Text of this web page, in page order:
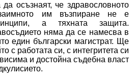
осъзнаят, че здравословното
им възпиране не е
а тяхната защита.
няма да се намесва в
един български магистрат. Ще
с работата си, с интегритета си
и достойна съдебна власт